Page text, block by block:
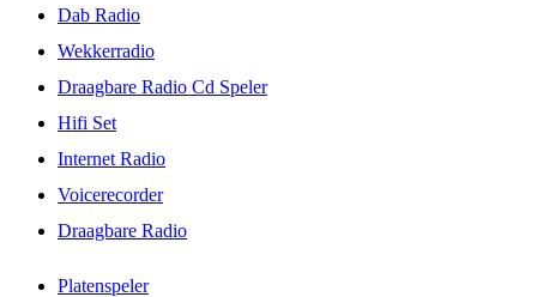
Dab Radio
Wekkerradio
Draagbare Radio Cd Speler
Hifi Set
Internet Radio
Voicerecorder
Draagbare Radio
Platenspeler